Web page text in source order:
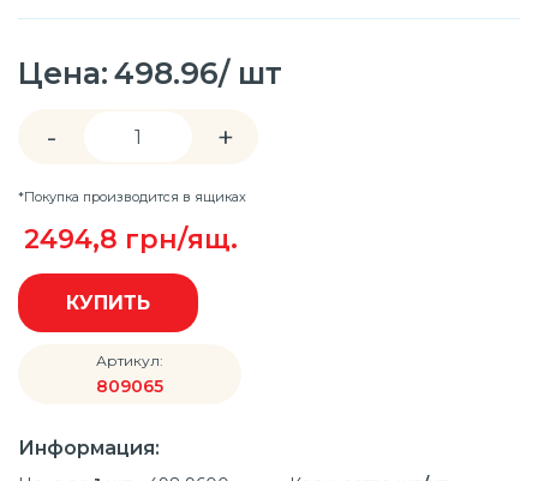
Цена: 498.96/ шт
- +
*Покупка производится в ящиках
2494,8 грн/ящ.
КУПИТЬ
Артикул:
809065
Информация: